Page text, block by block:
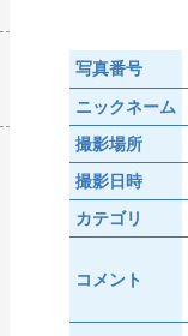
写真番号
ニックネーム
撮影場所
撮影日時
カテゴリ
コメント